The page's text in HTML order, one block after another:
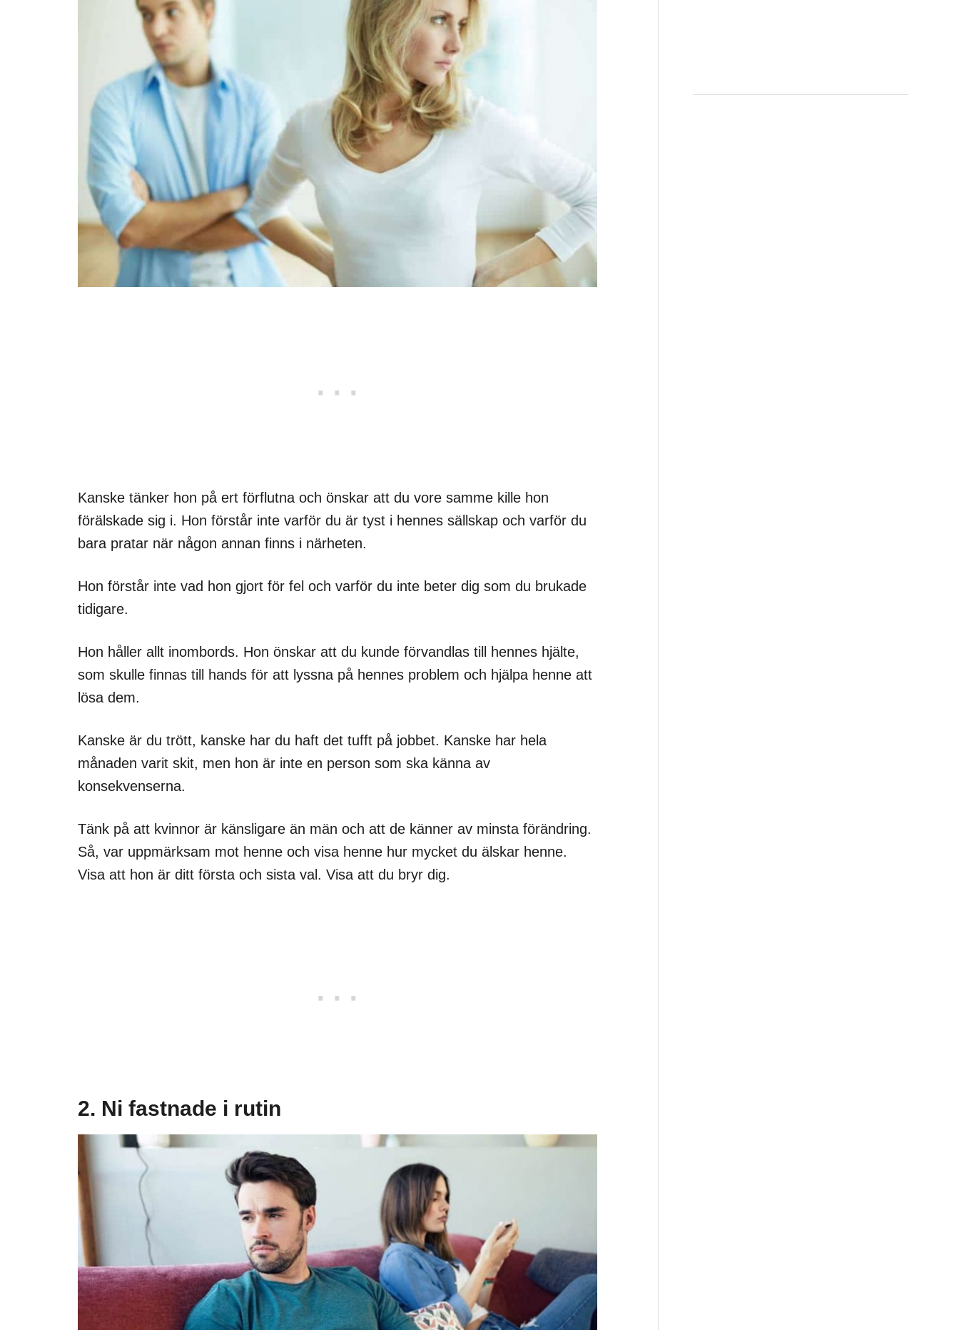
Kanske tänker hon på ert förflutna och önskar att du vore samme kille hon
förälskade sig i. Hon förstår inte varför du är tyst i hennes sällskap och varför du
bara pratar när någon annan finns i närheten.
Hon förstår inte vad hon gjort för fel och varför du inte beter dig som du brukade
tidigare.
Hon håller allt inombords. Hon önskar att du kunde förvandlas till hennes hjälte,
som skulle finnas till hands för att lyssna på hennes problem och hjälpa henne att
lösa dem.
Kanske är du trött, kanske har du haft det tufft på jobbet. Kanske har hela
månaden varit skit, men hon är inte en person som ska känna av
konsekvenserna.
Tänk på att kvinnor är känsligare än män och att de känner av minsta förändring.
Så, var uppmärksam mot henne och visa henne hur mycket du älskar henne.
Visa att hon är ditt första och sista val. Visa att du bryr dig.
2. Ni fastnade i rutin